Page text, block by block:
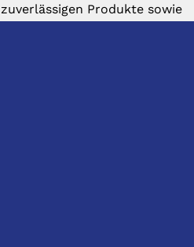
zuverlässigen Produkte sowie
für seine innovativen